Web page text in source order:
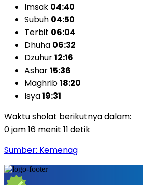
Imsak 04:40
Subuh 04:50
Terbit 06:04
Dhuha 06:32
Dzuhur12:16
Ashar15:36
Maghrib18:20
Isya19:31
Waktu sholat berikutnya dalam:
0 jam 16 menit 10 detik
Sumber: Kemenag